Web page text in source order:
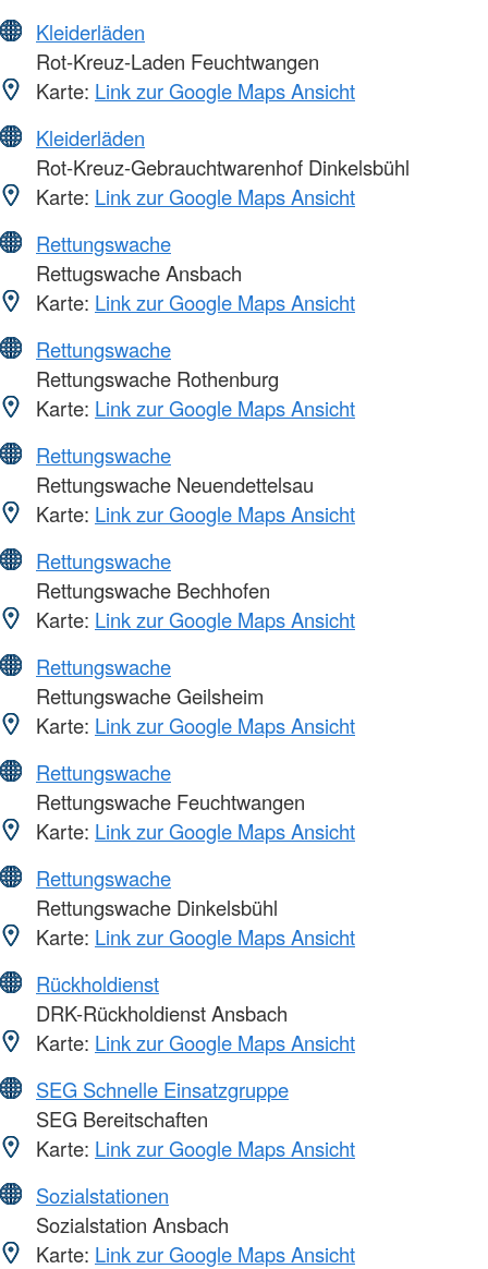
Kleiderläden
Rot-Kreuz-Laden Feuchtwangen
Karte: Link zur Google Maps Ansicht
Kleiderläden
Rot-Kreuz-Gebrauchtwarenhof Dinkelsbühl
Karte: Link zur Google Maps Ansicht
Rettungswache
Rettugswache Ansbach
Karte: Link zur Google Maps Ansicht
Rettungswache
Rettungswache Rothenburg
Karte: Link zur Google Maps Ansicht
Rettungswache
Rettungswache Neuendettelsau
Karte: Link zur Google Maps Ansicht
Rettungswache
Rettungswache Bechhofen
Karte: Link zur Google Maps Ansicht
Rettungswache
Rettungswache Geilsheim
Karte: Link zur Google Maps Ansicht
Rettungswache
Rettungswache Feuchtwangen
Karte: Link zur Google Maps Ansicht
Rettungswache
Rettungswache Dinkelsbühl
Karte: Link zur Google Maps Ansicht
Rückholdienst
DRK-Rückholdienst Ansbach
Karte: Link zur Google Maps Ansicht
SEG Schnelle Einsatzgruppe
SEG Bereitschaften
Karte: Link zur Google Maps Ansicht
Sozialstationen
Sozialstation Ansbach
Karte: Link zur Google Maps Ansicht